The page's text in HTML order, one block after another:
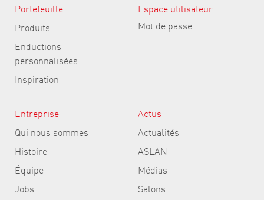
Portefeuille
Produits
Enductions
personnalisées
Inspiration
Espace utilisateur
Mot de passe
Entreprise
Qui nous sommes
Histoire
Équipe
Jobs
Actus
Actualités
ASLAN
Médias
Salons